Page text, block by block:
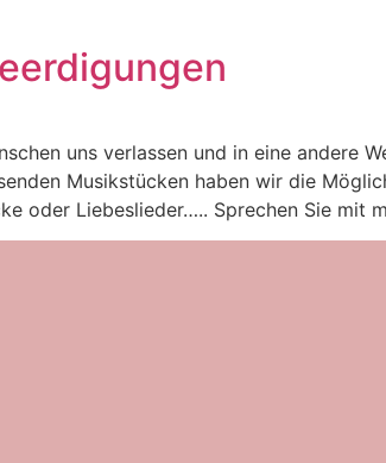
uns verlassen und in eine andere
Musikstücken haben wir die
oder Liebeslieder….. Sprechen Sie mit